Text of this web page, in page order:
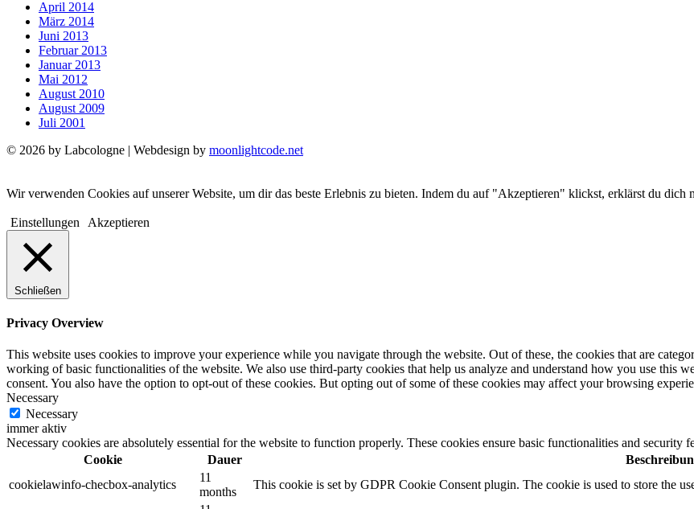
April 2014
März 2014
Juni 2013
Februar 2013
Januar 2013
Mai 2012
August 2010
August 2009
Juli 2001
© 2026 by Labcologne | Webdesign by moonlightcode.net
Wir verwenden Cookies auf unserer Website, um dir das beste Erlebnis zu bieten. Indem du auf "Akzeptieren" klickst, erklärst du
Einstellungen Akzeptieren
Schließen
Privacy Overview
This website uses cookies to improve your experience while you navigate through the website. Out of these, the cookies that are
working of basic functionalities of the website. We also use third-party cookies that help us analyze and understand how you use this
consent. You also have the option to opt-out of these cookies. But opting out of some of these cookies may affect your browsing
Necessary
Necessary
immer aktiv
Necessary cookies are absolutely essential for the website to function properly. These cookies ensure basic functionalities and security
Cookie
Dauer
cookielawinfo-checbox-analytics
11
months
This cookie is set by GDPR Cookie Consent plugin. The cookie is used to store the